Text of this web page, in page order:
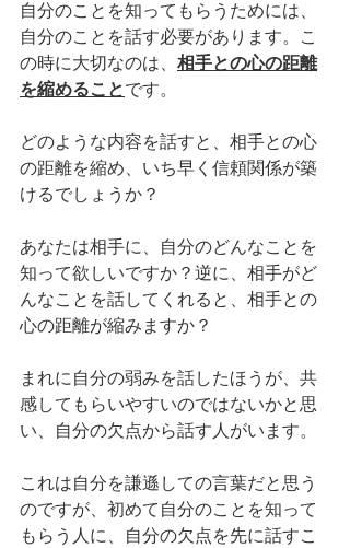
自分のことを知ってもらうためには、
自分のことを話す必要があります。こ
の時に大切なのは、 相手との心の距離
を縮めることです。
どのような内容を話すと、相手との心
の距離を縮め、いち早く信頼関係が築
けるでしょうか？
あなたは相手に、自分のどんなことを
知って欲しいですか？逆に、相手がど
んなことを話してくれると、相手との
心の距離が縮みますか？
まれに自分の弱みを話したほうが、共
感してもらいやすいのではないかと思
い、自分の欠点から話す人がいます。
これは自分を謙遜しての言葉だと思う
のですが、初めて自分のことを知って
もらう人に、自分の欠点を先に話すこ